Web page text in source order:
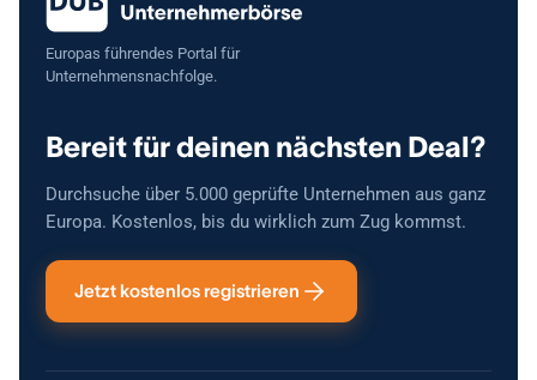
Lager &amp;amp; Produktion in Bayern - Breit diversifiziert (50%
EU, 30% DACH); kein Kunde &amp;gt;5% Umsatz
Europas führendes Portal für
Unternehmensnachfolge.
Bereit für deinen nächsten Deal?
Durchsuche über 5.000 geprüfte Unternehmen aus ganz
Europa. Kostenlos, bis du wirklich zum Zug kommst.
Jetzt kostenlos registrieren